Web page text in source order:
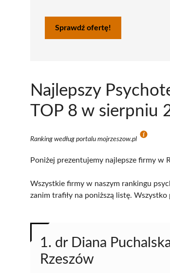
Sprawdź ofertę!
Najlepszy
TOP 8 w sierpniu
Ranking według portalu mojrzeszow.pl
Poniżej prezentujemy najlepsze firmy w
Wszystkie firmy w naszym rankingu
zanim trafiły na poniższą listę.
1. dr Diana
Rzeszów